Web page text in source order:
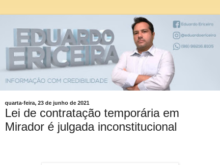
quarta-feira, 23 de junho de 2021
Lei de contratação temporária em
Mirador é julgada inconstitucional